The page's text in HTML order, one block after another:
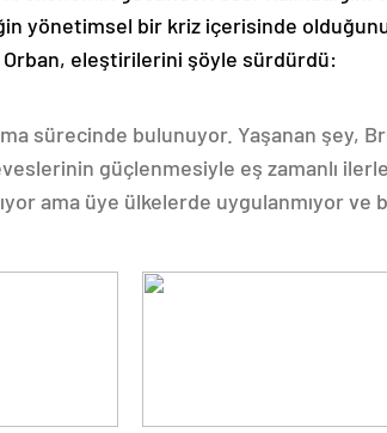
yönetimsel bir kriz içerisinde
eleştirilerini şöyle sürdürdü:
sürecinde bulunuyor. Yaşanan şey,
güçlenmesiyle eş zamanlı
ama üye ülkelerde uygulanmıyor ve